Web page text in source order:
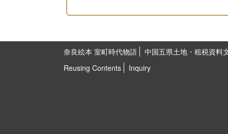
奈良絵本 室町時代物語
中国五県土地・租税資料
Reusing Contents
Inquiry